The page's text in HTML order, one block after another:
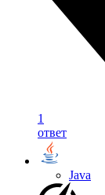
1
ответ
Java